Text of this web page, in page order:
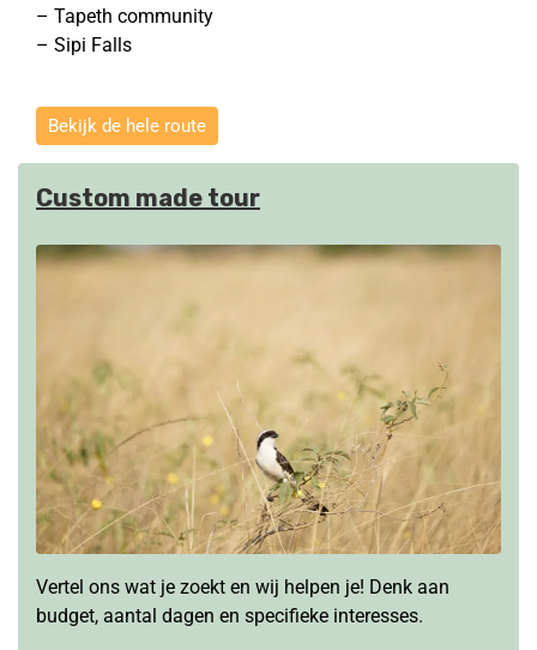
– Tapeth community
– Sipi Falls
Bekijk de hele route
Custom made tour
Vertel ons wat je zoekt en wij helpen je! Denk aan
budget, aantal dagen en specifieke interesses.